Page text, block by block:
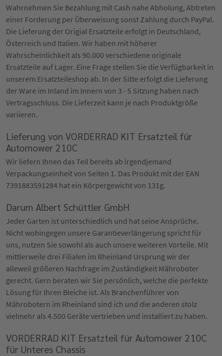
Wahrnehmen Sie Bezahlung mit Cash nahe Abholung, Abtreten
einer Forderung per Überweisung sonst Zahlung durch PayPal.
Die Lieferung der Origial Ersatzteile erfolgt in Deutschland,
Österreich und Italien. Wir haben mit höherer
Wahrscheinlichkeit als 90.000 verschiedene originale
Ersatzteile auf Lager. Eine Frage stellen Sie die Verfügbarkeit in
unserem Ersatzteileshop ab. In der Sitte erfolgt die Lieferung
der Ware im Inland im Innern von 3 - 5 Sitzung haben nach
Vertragsschluss. Die Lieferzeit kann je nach Produktgröße
variieren.
Lieferung von VORDERRAD KIT Ersatzteil für
Automower 210C
Wir liefern Ihnen das Teil bereits ab irgendjemand
Verpackungseinheit von Seiten 1. Das Produkt mit der EAN
7391883591284 hat ein Körpergewicht von 131g.
Darum Albert Schüttler GmbH
Jeder Garten ist unterschiedlich und hat seine Ansprüche.
Nicht wohingegen unsere Garantieverlängerung spricht für
uns, nutzen Sie sowohl als auch unsere weiteren Vorteile. Mit
mittlerweile drei Filialen im Rheinland Ursprung wir der
alleweil größeren Nachfrage im Zuständigkeit Mähroboter
gerecht. Gern beraten wir Sie persönlich, welche die perfekte
Lösung für Ihren Bleiche ist. Als Branchenführer von
Mährobotern im Rheinland sind ich und die anderen stolz
vielmehr als 4.500 Geräte vertrieben und installiert zu haben.
VORDERRAD KIT Ersatzteil für Automower 210C
für Unteres Chassis